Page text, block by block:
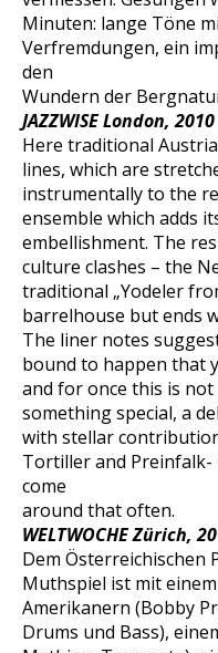
Minuten: lange Töne
Verfremdungen, ein
den
Wundern der
JAZZWISE London, 2010
Here traditional
lines, which are
instrumentally to the
ensemble which adds
embellishment. The
culture clashes – the
traditional „Yodeler
barrelhouse but ends
The liner notes
bound to happen that
and for once this is
something special, a
with stellar
Tortiller and Preinfalk-
come
around that often.
WELTWOCHE Zürich,
Dem Österreichischen
Muthspiel ist mit
Amerikanern (Bobby
Drums und Bass),